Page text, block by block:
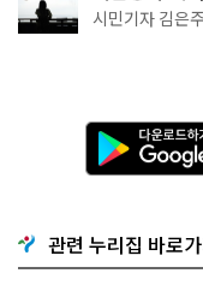
추천
시민기자 김은주
다
운
로
기
G
o
관련 누리집 바로